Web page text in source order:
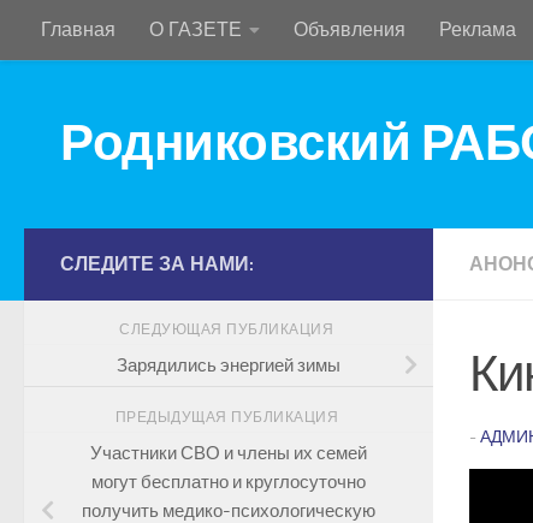
Перейти к содержимому
Главная О ГАЗЕТЕ Объявления Реклама
Родниковский
-
СЛЕДИТЕ ЗА НАМИ:
СЛЕДУЮЩАЯ ПУБЛИКАЦИЯ
Зарядились энергией зимы
ПРЕДЫДУЩАЯ ПУБЛИКАЦИЯ
Участники СВО и члены их семей
могут бесплатно и круглосуточно
получить медико-психологическую